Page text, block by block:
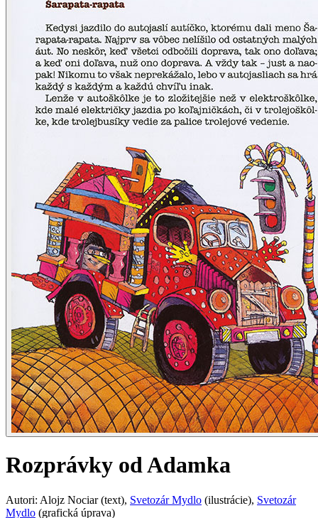
Rozprávky od Adamka
Autori: Alojz Nociar(text), Svetozár Mydlo (ilustrácie), Svetozár
Mydlo (grafická úprava)